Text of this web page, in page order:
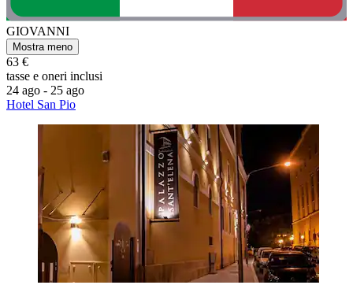
GIOVANNI
Mostra meno
63 €
tasse e oneri inclusi
24 ago - 25 ago
Hotel San Pio